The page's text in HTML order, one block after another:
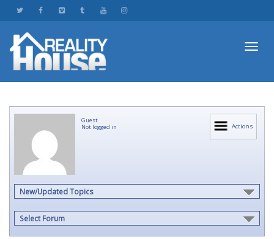
Actions
Guest
Not logged in
New/Updated Topics
Select Forum